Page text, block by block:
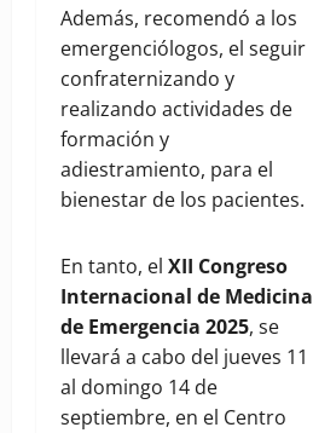
Además, recomendó a los
emergenciólogos, el seguir
confraternizando y
realizando actividades de
formación y
adiestramiento, para el
bienestar de los pacientes.
En tanto, el XII Congreso
Internacional de Medicina
de Emergencia 2025, se
llevará a cabo del jueves 11
al domingo 14 de
septiembre, en el Centro